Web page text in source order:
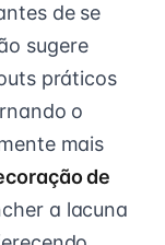
de se
sugere
práticos
o
mais
de
a lacuna